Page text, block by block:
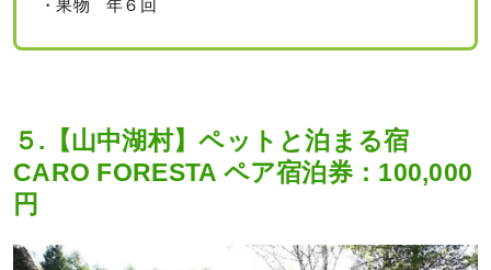
・果物 年６回
５.【山中湖村】ペットと泊まる宿
CARO FORESTA ペア宿泊券：100,000
円